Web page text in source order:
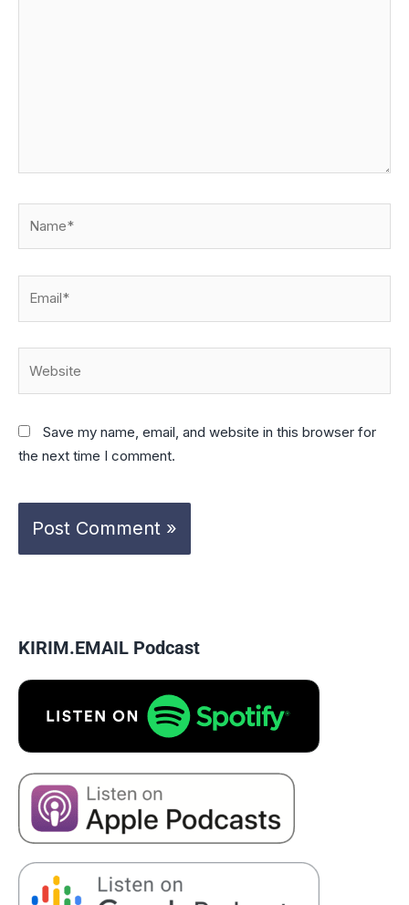
Save my name, email, and website in this browser for
the next time I comment.
KIRIM.EMAIL Podcast